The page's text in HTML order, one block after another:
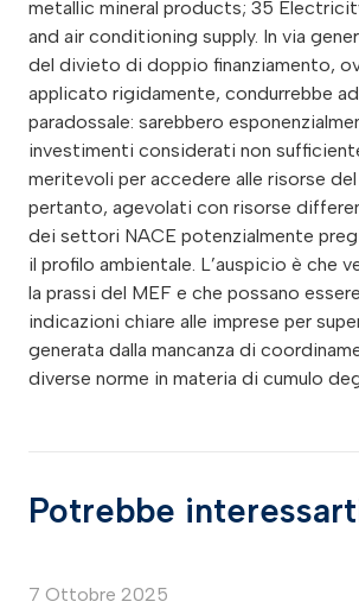
Potrebbe
7 Ottobre 2025